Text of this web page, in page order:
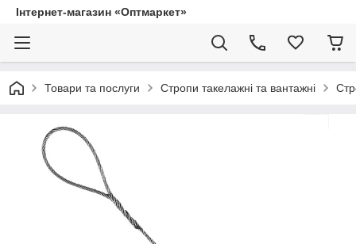
Інтернет-магазин «Оптмаркет»
Товари та послуги Стропи такелажні та вантажні